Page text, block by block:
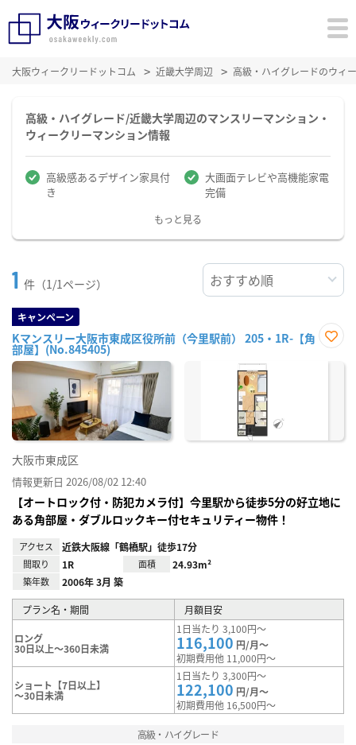
大阪ウィークリードットコム 近畿大学周辺 高級・ハイグレードのウィ
高級・ハイグレード/近畿大学周辺のマンスリーマンション・
ウィークリーマンション情報
高級感あるデザイン家具付
き
大画面テレビや高機能家電
完備
もっと見る
1 件（1/1ページ）
キャンペーン
Kマンスリー大阪市東成区役所前（今里駅前） 205・1R-【角
部屋】(No.845405)
に入
大阪市東成区
情報更新日 2026/08/02 12:40
【オートロック付・防犯カメラ付】今里駅から徒歩5分の好立地に
ある角部屋・ダブルロックキー付セキュリティー物件！
アクセス 近鉄大阪線「鶴橋駅」徒歩17分
間取り 1R 面積 24.93m²
築年数 2006年 3月 築
プラン名・期間 月額目安
ロング
30日以上～360日未満
1日当たり 3,100円～
116,100 円/月～
初期費用他 11,000円～
ショート【7日以上】
～30日未満
1日当たり 3,300円～
122,100 円/月～
初期費用他 16,500円～
高級・ハイグレード